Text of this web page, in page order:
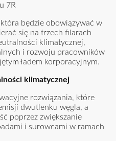
7R
będzie obowiązywać w
się na trzech filarach
klimatycznej,
i rozwoju pracowników
ładem korporacyjnym.
klimatycznej
rozwiązania, które
dwutlenku węgla, a
poprzez zwiększanie
i surowcami w ramach